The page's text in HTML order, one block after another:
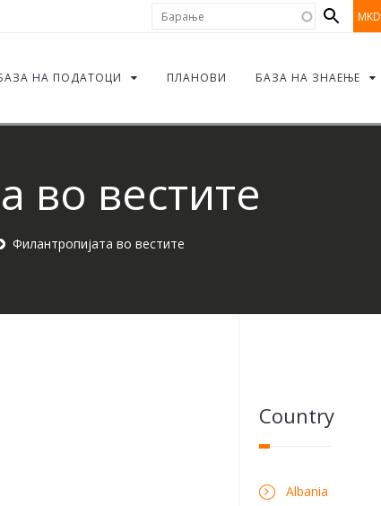
MKD
Search
form
НА ПОДАТОЦИ ПЛАНОВИ БАЗА НА ЗНАЕЊЕ
во вестите
Филантропијата во вестите
Country
Albania